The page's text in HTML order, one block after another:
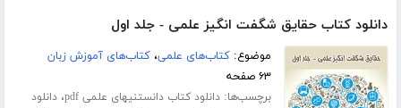
دانلود کتاب حقایق شگفت انگیز علمی - جلد اول
موضوع:کتاب‌های علمی،کتاب‌های آموزش زبان
۶۳ صفحه
برچسب‌ها:دانلود کتاب دانستنیهای علمی pdf ،دانلود